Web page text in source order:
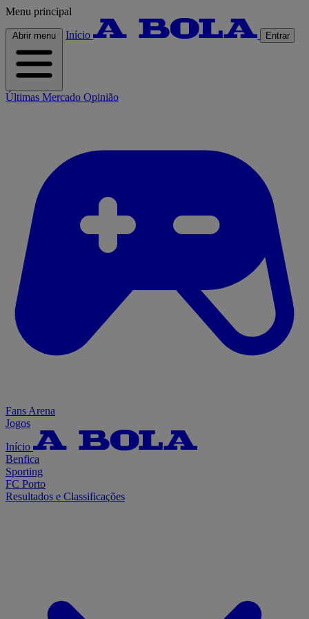
Menu principal
Abrir menu Início Entrar
Últimas Mercado Opinião
Fans Arena
Jogos
Início
Benfica
Sporting
FC Porto
Resultados e Classificações